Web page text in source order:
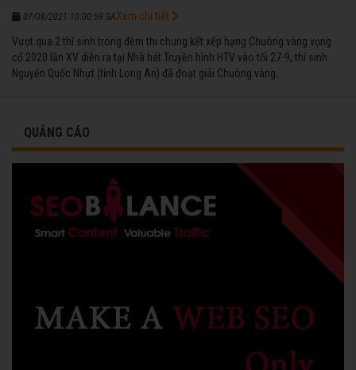
07/08/2021 10:00:59 SA
Vượt qua 2 thí sinh trong đêm thi chung kết xếp hạng Chuông vàng vọng
cổ 2020 lần XV diễn ra tại Nhà hát Truyền hình HTV vào tối 27-9, thí sinh
Nguyễn Quốc Nhựt (tỉnh Long An) đã đoạt giải Chuông vàng.
Xem chi tiết
QUẢNG CÁO